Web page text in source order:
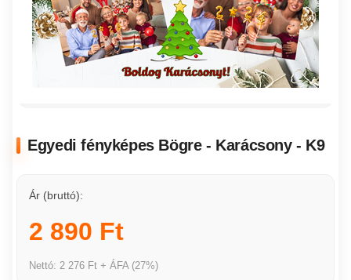
Egyedi fényképes Bögre - Karácsony - K9
Ár (bruttó):
2 890 Ft
Nettó: 2 276 Ft + ÁFA (27%)